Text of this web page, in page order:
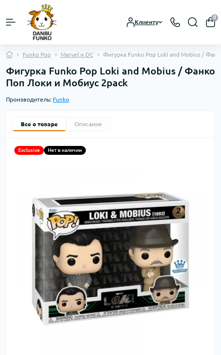
Клиенту
0
Funko Pop Marvel и DC Фигурка Funko Pop Loki and Mobius /
Фигурка Funko Pop Loki and Mobius / Фанко
Поп Локи и Мобиус 2pack
Производитель: Funko
Все о товаре Описание
Exclusive Нет в наличии